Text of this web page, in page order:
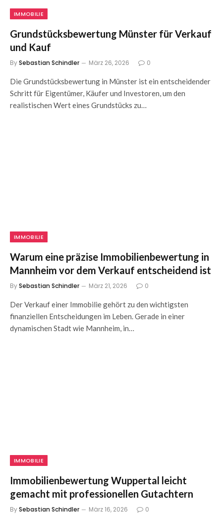
IMMOBILIE
Grundstücksbewertung Münster für Verkauf
und Kauf
BySebastian Schindler März 26, 2026 0
Die Grundstücksbewertung in Münster ist ein entscheidender
Schritt für Eigentümer, Käufer und Investoren, um den
realistischen Wert eines Grundstücks zu…
IMMOBILIE
Warum eine präzise Immobilienbewertung in
Mannheim vor dem Verkauf entscheidend ist
BySebastian Schindler März 21, 2026 0
Der Verkauf einer Immobilie gehört zu den wichtigsten
finanziellen Entscheidungen im Leben. Gerade in einer
dynamischen Stadt wie Mannheim, in…
IMMOBILIE
Immobilienbewertung Wuppertal leicht
gemacht mit professionellen Gutachtern
BySebastian Schindler März 16, 2026 0